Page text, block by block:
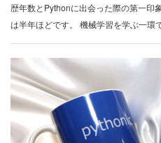
歴年数とPythonに出会った際の第一印
は半年ほどです。 機械学習を学ぶ一